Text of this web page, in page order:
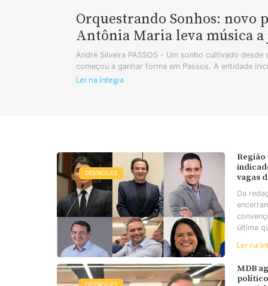
Orquestrando Sonhos: novo
Antônia Maria leva música a
André Silveira PASSOS - Um sonho cultivado
começou a ganhar forma em Passos. A entidade
Ler na íntegra
DESTAQUES
Região
vagas
Da
última
Ler na
DESTAQUES
MDB
político